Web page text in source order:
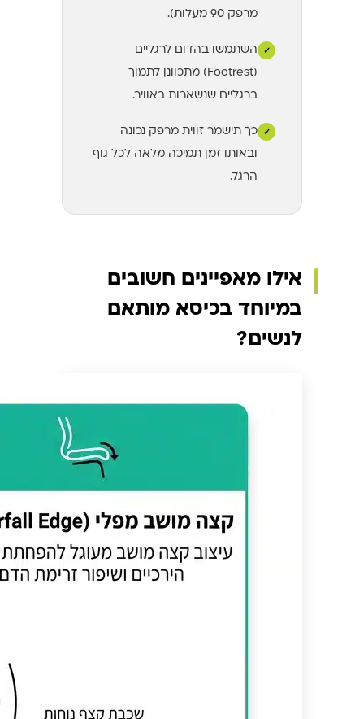
מרפק 90 מעלות).
✓
השתמשו בהדום לרגליים
(Footrest) מתכוונן לתמוך
ברגליים שנשארות באוויר.
✓
כך תישמר זווית מרפק נכונה
ובאותו זמן תמיכה מלאה לכל גוף
הרגל.
אילו מאפיינים חשובים
במיוחד בכיסא מותאם
לנשים?